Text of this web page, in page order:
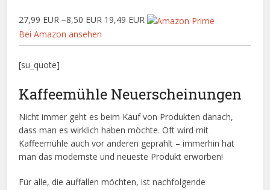
27,99 EUR −8,50 EUR 19,49 EUR
Bei Amazon ansehen
[su_quote]
Kaffeemühle Neuerscheinungen
Nicht immer geht es beim Kauf von Produkten danach,
dass man es wirklich haben möchte. Oft wird mit
Kaffeemühle auch vor anderen geprahlt – immerhin hat
man das modernste und neueste Produkt erworben!
Für alle, die auffallen möchten, ist nachfolgende